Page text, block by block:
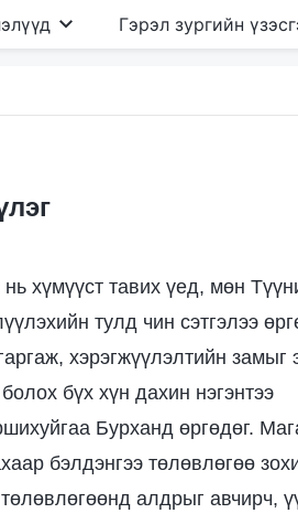
Гэрэл зургийн
хүмүүст тавих үед, мөн
тулд чин сэтгэлээ
хэрэгжүүлэлтийн замыг
бүх хүн дахин нэгэнтээ
Бурханд өргөдөг.
бэлдэнгээ төлөвлөгөө
алдрыг авчирч,